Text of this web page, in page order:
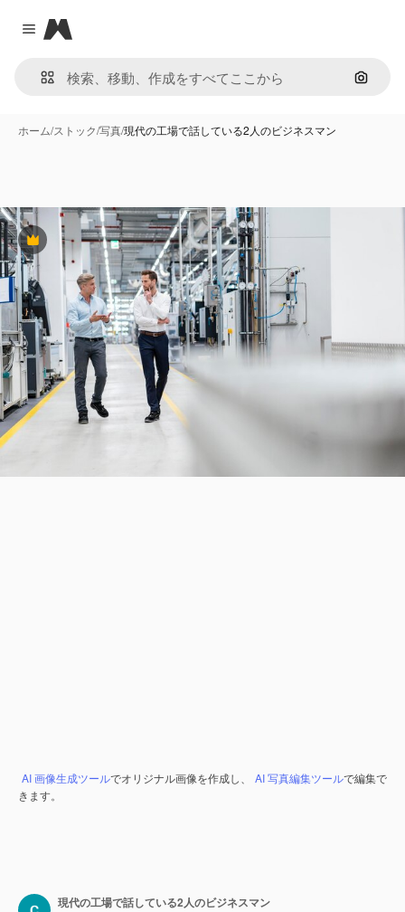
Close menu
Magnific
画像で
ホーム/ストック/写真/現代の工場で話している2人のビジネスマン
Premium
AI 画像生成ツールでオリジナル画像を作成し、 AI 写真編集ツールで編集で
きます。
現代の工場で話している2人のビジネスマン